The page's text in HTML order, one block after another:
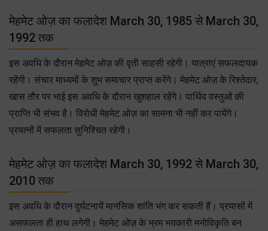
मेहमेट ओज़ का फलादेश March 30, 1985 से March 30,
1992 तक
इस अवधि के दौरान मेहमेट ओज़ की वृती साहसी रहेगी। यात्राएं सफलदायक
रहेंगी। संचार माध्यमों के शुभ समाचार प्राप्त करेंगे। मेहमेट ओज़ के रिश्तेदार,
खास तौर पर भाई इस अवधि के दौरान खुशहाल रहेंगे। पार्थिव वस्तुओं की
प्राप्ति भी संभव है। विरोधी मेहमेट ओज़ का सामना भी नहीं कर पायेंगे।
प्रयत्नों में सफलता सुनिश्चित रहेगी।
मेहमेट ओज़ का फलादेश March 30, 1992 से March 30,
2010 तक
इस अवधि के दौरान दुर्घटनायें मानसिक शांति भंग कर सकती हैं। प्रयासों में
असफलता ही हाथ लगेगी। मेहमेट ओज़ के भ्रम भयकारी मनोविकृति बन